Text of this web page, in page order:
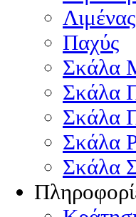
Λιμένας
Παχύς
Σκάλα
Σκάλα
Σκάλα
Σκάλα
Σκάλα